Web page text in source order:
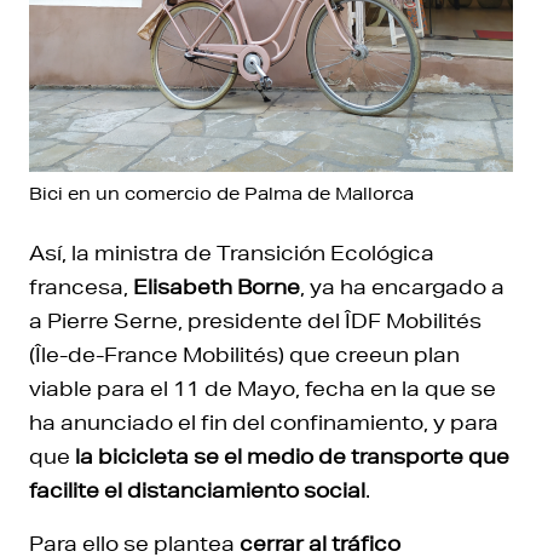
Bici en un comercio de Palma de Mallorca
Así, la ministra de Transición Ecológica
francesa, Elisabeth Borne , ya ha encargado a
a Pierre Serne, presidente del ÎDF Mobilités
(Île-de-France Mobilités) que creeun plan
viable para el 11 de Mayo, fecha en la que se
ha anunciado el fin del confinamiento, y para
que la bicicleta se el medio de transporte que
facilite el distanciamiento social.
Para ello se plantea cerrar al tráfico